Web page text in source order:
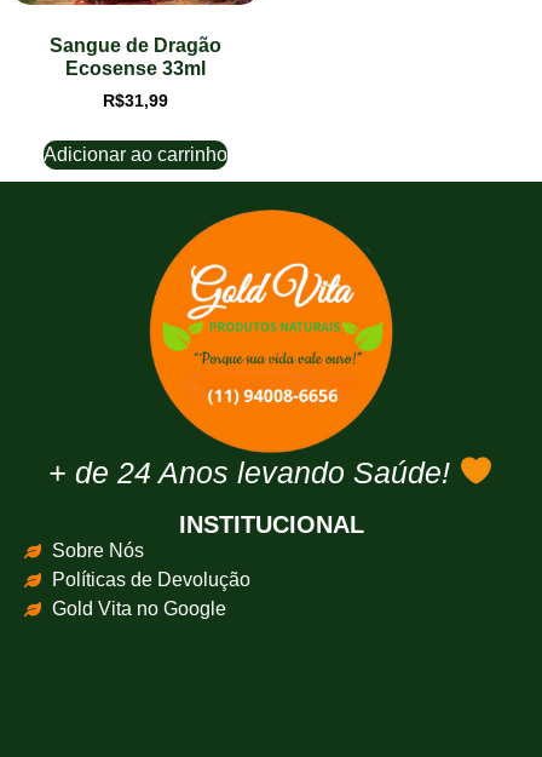
Sangue de Dragão
Ecosense 33ml
R$31,99
Adicionar ao carrinho
+ de 24 Anos levando Saúde!
INSTITUCIONAL
Sobre Nós
Políticas de Devolução
Gold Vita no Google